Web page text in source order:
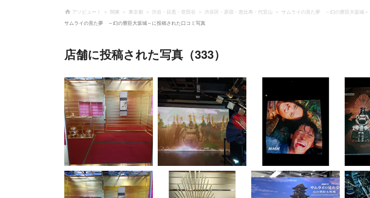
アソビュー！ 関東 東京都 渋谷・目黒・世田谷 渋谷区・原宿・恵比寿・代官山 サムライの見た夢 ～幻の豊臣大坂城～
サムライの見た夢 ～幻の豊臣大坂城～に投稿された口コミ写真
店舗に投稿された写真（333）